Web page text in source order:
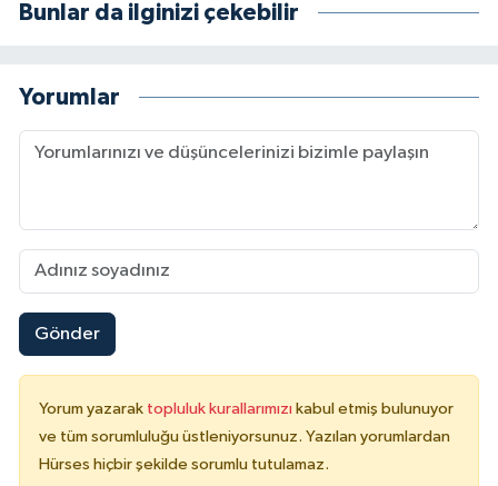
Bunlar da ilginizi çekebilir
Yorumlar
Gönder
Yorum yazarak topluluk kurallarımızı kabul etmiş bulunuyor
ve tüm sorumluluğu üstleniyorsunuz. Yazılan yorumlardan
Hürses hiçbir şekilde sorumlu tutulamaz.